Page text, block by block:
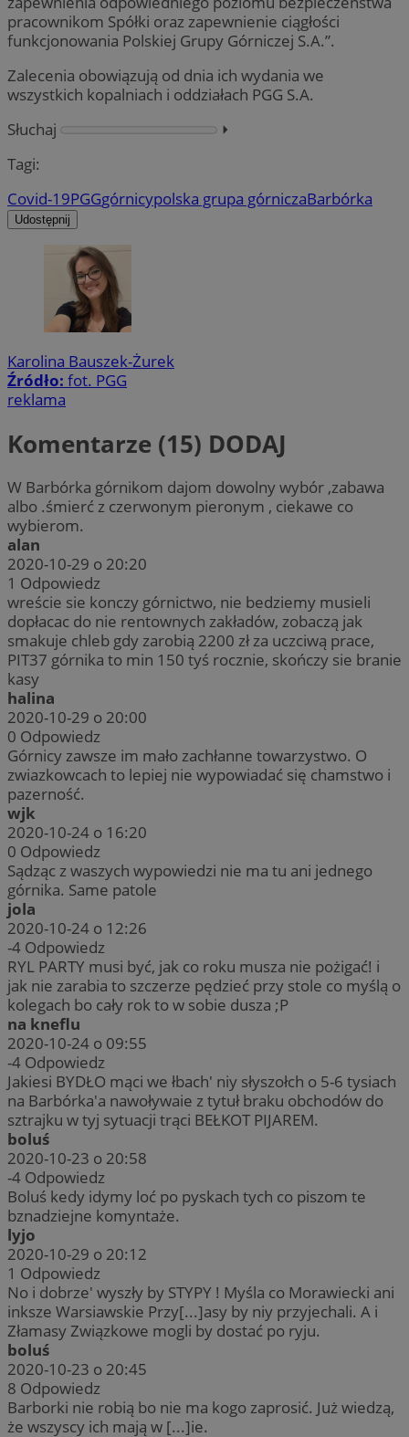
pracownikom Spółki oraz zapewnienie ciągłości
funkcjonowania Polskiej Grupy Górniczej S.A.”.
Zalecenia obowiązują od dnia ich wydania we
wszystkich kopalniach i oddziałach PGG S.A.
Słuchaj
⏵︎
Tagi:
Covid-19PGGgórnicypolska grupa górniczaBarbórka
Udostępnij
Karolina Bauszek-Żurek
Źródło: fot. PGG
reklama
Komentarze (15) DODAJ
W Barbórka górnikom dajom dowolny wybór ,zabawa
albo .śmierć z czerwonym pieronym , ciekawe co
wybierom.
alan
2020-10-29 o 20:20
1 Odpowiedz
wreście sie konczy górnictwo, nie bedziemy musieli
dopłacac do nie rentownych zakładów, zobaczą jak
smakuje chleb gdy zarobią 2200 zł za uczciwą prace,
PIT37 górnika to min 150 tyś rocznie, skończy sie branie
kasy
halina
2020-10-29 o 20:00
0 Odpowiedz
Górnicy zawsze im mało zachłanne towarzystwo. O
zwiazkowcach to lepiej nie wypowiadać się chamstwo i
pazerność.
wjk
2020-10-24 o 16:20
0 Odpowiedz
Sądząc z waszych wypowiedzi nie ma tu ani jednego
górnika. Same patole
jola
2020-10-24 o 12:26
-4 Odpowiedz
RYL PARTY musi być, jak co roku musza nie pożigać! i
jak nie zarabia to szczerze pędzieć przy stole co myślą o
kolegach bo cały rok to w sobie dusza ;P
na kneflu
2020-10-24 o 09:55
-4 Odpowiedz
Jakiesi BYDŁO mąci we łbach' niy słyszołch o 5-6 tysiach
na Barbórka'a nawoływaie z tytuł braku obchodów do
sztrajku w tyj sytuacji trąci BEŁKOT PIJAREM.
boluś
2020-10-23 o 20:58
-4 Odpowiedz
Boluś kedy idymy loć po pyskach tych co piszom te
bznadziejne komyntaże.
lyjo
2020-10-29 o 20:12
1 Odpowiedz
No i dobrze' wyszły by STYPY ! Myśla co Morawiecki ani
inksze Warsiawskie Przy[...]asy by niy przyjechali. A i
Złamasy Związkowe mogli by dostać po ryju.
boluś
2020-10-23 o 20:45
8 Odpowiedz
Barborki nie robią bo nie ma kogo zaprosić. Już wiedzą,
że wszyscy ich mają w [...]ie.